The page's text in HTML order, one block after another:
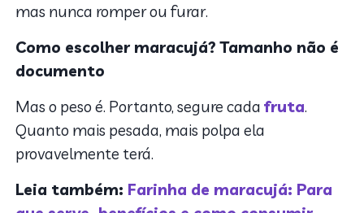
mas nunca romper ou furar.
Como escolher maracujá? Tamanho não é
documento
Mas o peso é. Portanto, segure cadafruta.
Quanto mais pesada, mais polpa ela
provavelmente terá.
Leia também: Farinha de maracujá: Para